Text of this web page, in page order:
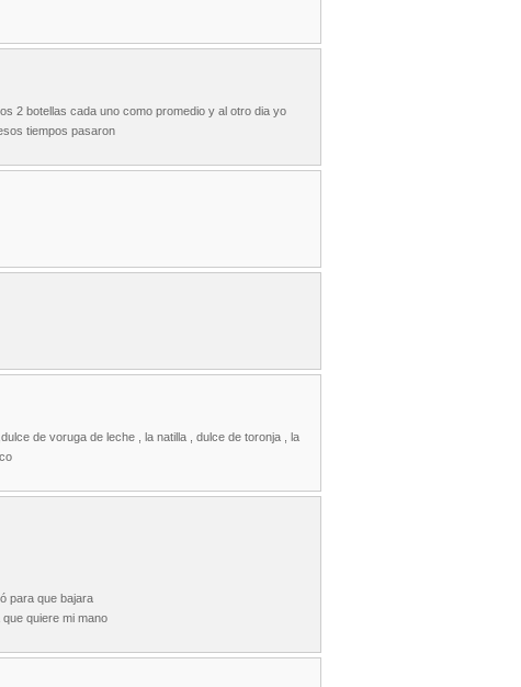
2 botellas cada uno como promedio y al otro dia yo
tiempos pasaron
de voruga de leche , la natilla , dulce de toronja , la
para que bajara
quiere mi mano